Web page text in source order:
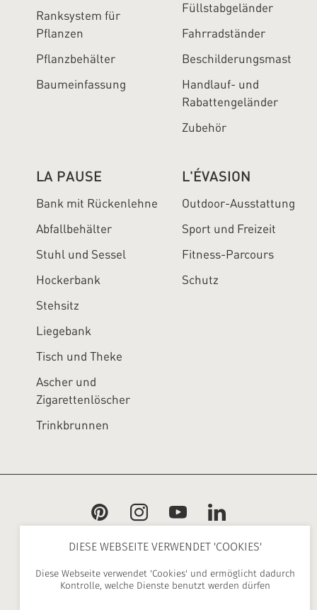
Ranksystem für
Pflanzen
Pflanzbehälter
Baumeinfassung
Füllstabgeländer
Fahrradständer
Beschilderungsmast
Handlauf- und
Rabattengeländer
Zubehör
LA PAUSE
Bank mit Rückenlehne
Abfallbehälter
Stuhl und Sessel
Hockerbank
Stehsitz
Liegebank
Tisch und Theke
Ascher und
Zigarettenlöscher
Trinkbrunnen
L'ÉVASION
Outdoor-Ausstattung
Sport und Freizeit
Fitness-Parcours
Schutz
Flourens, France |+ 33 (0)5 34 25 21 00
DIESE WEBSEITE VERWENDET 'COOKIES'
Diese Webseite verwendet 'Cookies' und ermöglicht dadurch
Kontrolle, welche Dienste benutzt werden dürfen